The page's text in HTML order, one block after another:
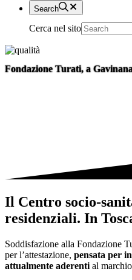
Search
Cerca nel sito
Fondazione Turati, a
Il Centro socio-
residenziali. In
Soddisfazione alla Fondazione
per l’attestazione, pensata per
attualmente aderenti al